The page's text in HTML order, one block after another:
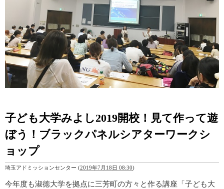
子ども大学みよし2019開校！見て作って遊
ぼう！ブラックパネルシアターワークシ
ョップ
埼玉アドミッションセンター (2019年7月18日 08:30)
今年度も淑徳大学を拠点に三芳町の方々と作る講座「子ども大